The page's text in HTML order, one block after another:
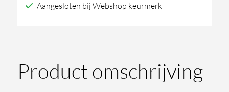
Aangesloten bij Webshop keurmerk
Product omschrijving